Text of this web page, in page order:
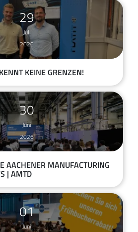
29
Juli
2026
KEINE GRENZEN!
30
Juni
2026
AACHENER MANUFACTURING
| AMTD
01
Juni